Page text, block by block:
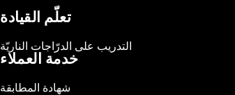
تعلّم القيادة
التدريب على الدرّاجات الناريّة
خدمة العملاء
شهادة المطابقة